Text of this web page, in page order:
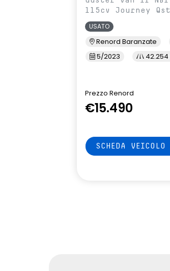
115cv Journey
USATO
Renord Baranzate
5/2023
42.254
Prezzo Renord
€15.490
SCHEDA VEICOLO